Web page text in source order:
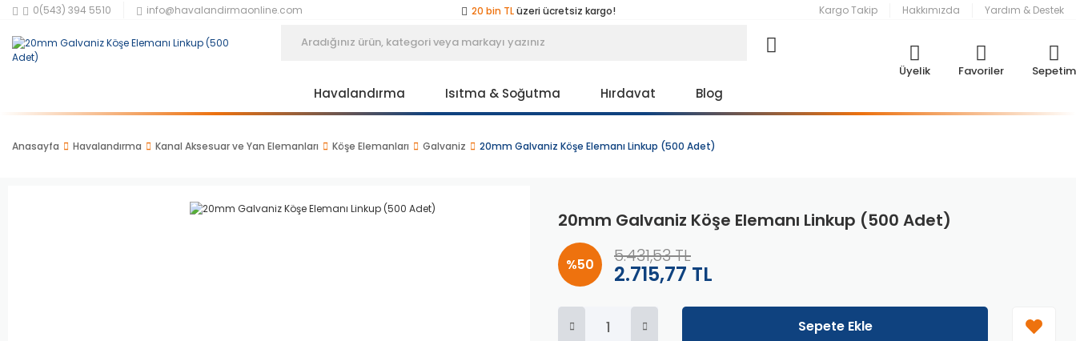
0(543) 394 5510 info@havalandirmaonline.com
20 bin TLüzeri ücretsiz kargo!
Peşin fiyatına3 taksit
20 bin TLüzeri ücretsiz kargo!
40 bin TLüzeri özel teklif!
Kargo Takip Hakkımızda Yardım & Destek
Üyelik Favoriler Sepetim
Havalandırma Isıtma & Soğutma Hırdavat Blog
Anasayfa Havalandırma Kanal Aksesuar ve Yan Elemanları Köşe Elemanları Galvaniz 20mm Galvaniz Köşe Elemanı Linkup (500 Adet)
20mm Galvaniz Köşe Elemanı Linkup (500 Adet)
%50 2.715,77 TL
5.431,53 TL
Sepete Ekle